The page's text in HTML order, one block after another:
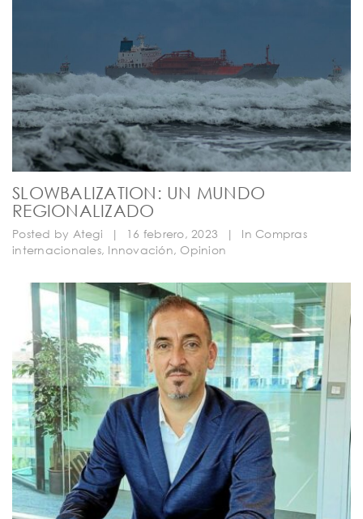
SLOWBALIZATION: UN MUNDO
REGIONALIZADO
Posted by Ategi | 16 febrero, 2023 | In Compras
internacionales, Innovación, Opinion